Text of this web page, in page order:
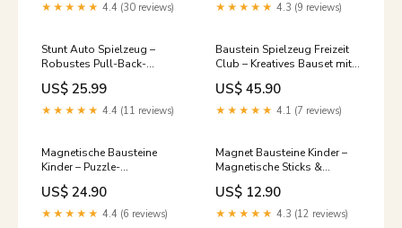
★★★★★ 4.4 (30 reviews) ★★★★★ 4.3 (9 reviews)
Stunt Auto Spielzeug –
Robustes Pull-Back-
Rennwagen-Modell aus
Legierung mit
Sprungfunktion Soldaten
US$ 25.99
★★★★★ 4.4 (11 reviews)
Baustein Spielzeug Freizeit
Club – Kreatives Bauset mit
1583 Teilen Geländewagen
RC Kinder
US$ 45.90
★★★★★ 4.1 (7 reviews)
Magnetische Bausteine
Kinder – Puzzle-
Magnetstäbchen Set (25–64
Teile) style:64pieces Color
Box
US$ 24.90
★★★★★ 4.4 (6 reviews)
Magnet Bausteine Kinder –
Magnetische Sticks &
Metallkugeln für kreatives
Bauen Quadcopter
US$ 12.90
★★★★★ 4.3 (12 reviews)